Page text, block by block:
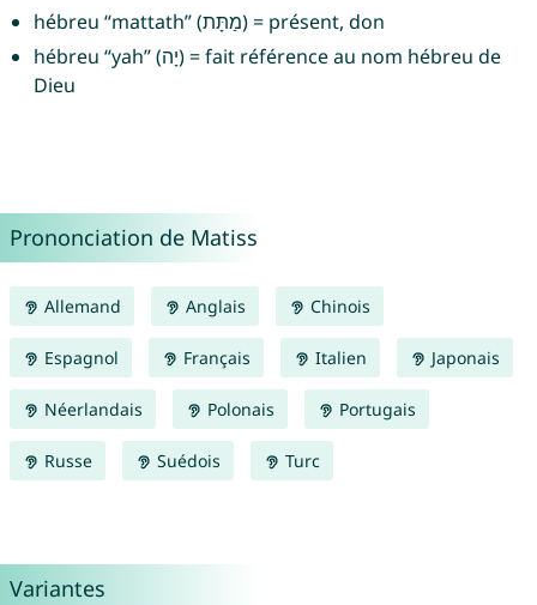
hébreu “mattath” (מַתָּת) = présent, don
hébreu “yah” (יָה) = fait référence au nom hébreu de
Dieu
Prononciation de Matiss
Allemand Anglais Chinois
Espagnol Français Italien Japonais
Néerlandais Polonais Portugais
Russe Suédois Turc
Variantes